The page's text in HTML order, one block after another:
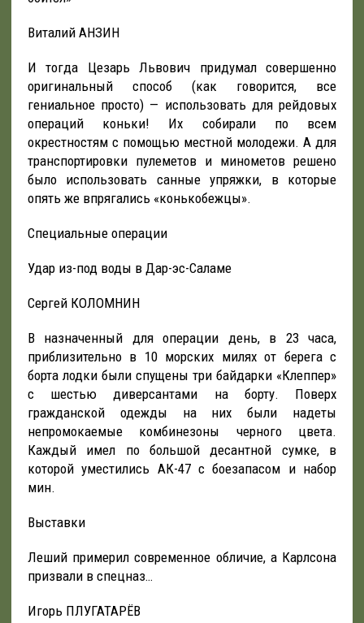
Виталий АНЗИН
И тогда Цезарь Львович придумал совершенно
оригинальный способ (как говорится, все
гениальное просто) — использовать для рейдовых
операций коньки! Их собирали по всем
окрестностям с помощью местной молодежи. А для
транспортировки пулеметов и минометов решено
было использовать санные упряжки, в которые
опять же впрягались «конькобежцы».
Специальные операции
Удар из-под воды в Дар-эс-Саламе
Сергей КОЛОМНИН
В назначенный для операции день, в 23 часа,
приблизительно в 10 морских милях от берега с
борта лодки были спущены три байдарки «Клеппер»
с шестью диверсантами на борту. Поверх
гражданской одежды на них были надеты
непромокаемые комбинезоны черного цвета.
Каждый имел по большой десантной сумке, в
которой уместились АК-47 с боезапасом и набор
мин.
Выставки
Леший примерил современное обличие, а Карлсона
призвали в спецназ…
Игорь ПЛУГАТАРЁВ